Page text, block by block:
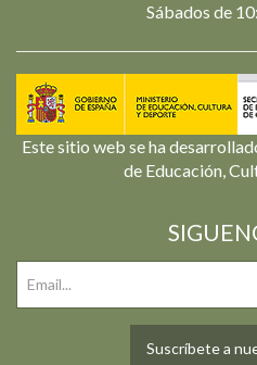
Sábados de
Este sitio web se ha
de Educación,
Suscríbete a